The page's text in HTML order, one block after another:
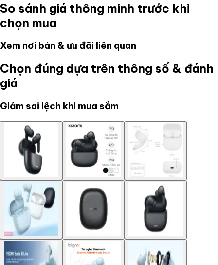
So sánh giá thông minh trước khi
chọn mua
Xem nơi bán & ưu đãi liên quan
Chọn đúng dựa trên thông số & đánh
giá
Giảm sai lệch khi mua sắm